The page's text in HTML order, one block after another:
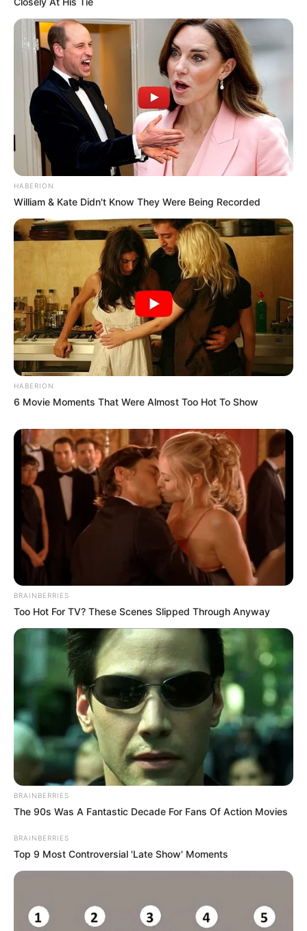
HABERION
William & Kate Didn't Know They Were Being Recorded
HABERION
6 Movie Moments That Were Almost Too Hot To Show
BRAINBERRIES
Too Hot For TV? These Scenes Slipped Through Anyway
BRAINBERRIES
The 90s Was A Fantastic Decade For Fans Of Action Movies
BRAINBERRIES
Top 9 Most Controversial 'Late Show' Moments